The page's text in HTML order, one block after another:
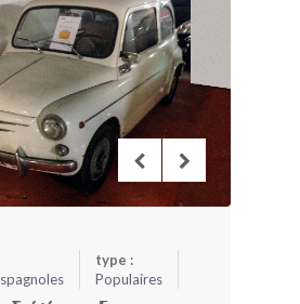
ET MARQUES
FONCTIONNE BLV ?
type :
Populaires